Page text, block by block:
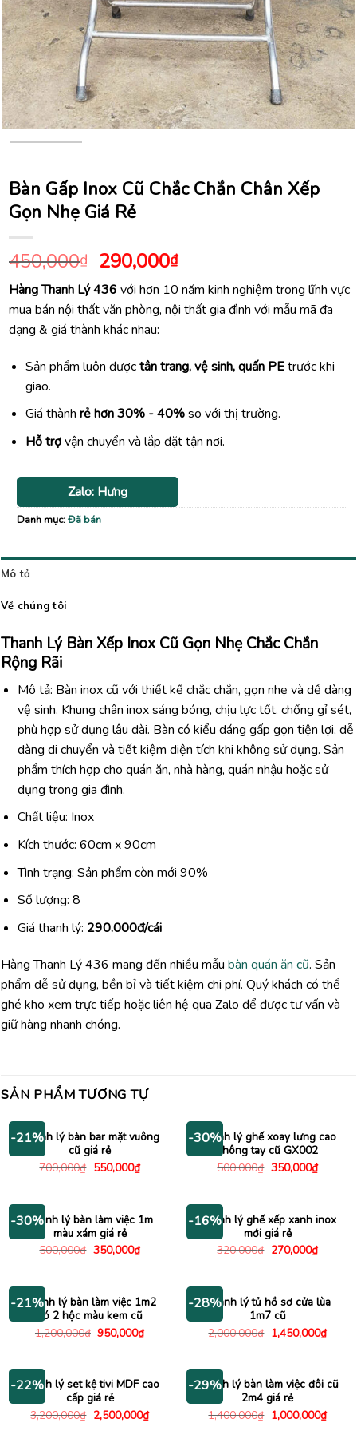
Bàn Gấp Inox Cũ Chắc Chắn Chân Xếp
Gọn Nhẹ Giá Rẻ
450,000₫ Giá
gốc
là:
450,000₫.
290,000₫Giá
hiện
tại
là:
Hàng Thanh Lý 436 với hơn 10 năm kinh nghiệm trong lĩnh vực
mua bán nội thất văn phòng, nội thất gia đình với mẫu mã đa
dạng & giá thành khác nhau:
Sản phẩm luôn đượctân trang, vệ sinh, quấn PEtrước khi
giao.
Giá thành rẻ hơn 30% - 40%so với thị trường.
Hỗ trợvận chuyển và lắp đặt tận nơi.
Zalo: Hưng
Danh mục:Đã bán
Mô tả
Về chúng tôi
Thanh Lý Bàn Xếp Inox Cũ Gọn Nhẹ Chắc Chắn
Rộng Rãi
Mô tả: Bàn inox cũ với thiết kế chắc chắn, gọn nhẹ và dễ dàng
vệ sinh. Khung chân inox sáng bóng, chịu lực tốt, chống gỉ sét,
phù hợp sử dụng lâu dài. Bàn có kiểu dáng gấp gọn tiện lợi, dễ
dàng di chuyển và tiết kiệm diện tích khi không sử dụng. Sản
phẩm thích hợp cho quán ăn, nhà hàng, quán nhậu hoặc sử
dụng trong gia đình.
Chất liệu: Inox
Kích thước: 60cm x 90cm
Tình trạng: Sản phẩm còn mới 90%
Số lượng: 8
Giá thanh lý: 290.000đ/cái
Hàng Thanh Lý 436 mang đến nhiều mẫu bàn quán ăn cũ. Sản
phẩm dễ sử dụng, bền bỉ và tiết kiệm chi phí. Quý khách có thể
ghé kho xem trực tiếp hoặc liên hệ qua Zalo để được tư vấn và
giữ hàng nhanh chóng.
SẢN PHẨM TƯƠNG TỰ
-21%
Thanh lý bàn bar mặt vuông
cũ giá rẻ
700,000₫ Giá
550,000₫Giá
hiện
550,000₫.
-30%
Thanh lý ghế xoay lưng cao
không tay cũ GX002
500,000₫ Giá
350,000₫Giá
hiện
-30%Thanh lý bàn làm việc 1m
màu xám giá rẻ
500,000₫ Giá
350,000₫Giá
hiện
350,000₫.
-16%
Thanh lý ghế xếp xanh inox
mới giá rẻ
320,000₫ Giá
270,000₫Giá
hiện
-21%
Thanh lý bàn làm việc 1m2
có 2 hộc màu kem cũ
1,200,000₫ Giá
950,000₫Giá
hiện
950,000₫.
-28%Thanh lý tủ hồ sơ cửa lùa
1m7 cũ
2,000,000₫ Giá
gốc
1,450,000₫Giá
hiện
-22%
Thanh lý set kệ tivi MDF cao
cấp giá rẻ
3,200,000₫ Giá
gốc
2,500,000₫Giá
hiện
-29%
Thanh lý bàn làm việc đôi cũ
2m4 giá rẻ
1,400,000₫ Giá
gốc
1,000,000₫Giá
hiện